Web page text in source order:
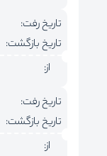
تاریخ رفت:
تاریخ بازگشت:
از:
تاریخ رفت:
تاریخ بازگشت:
از: